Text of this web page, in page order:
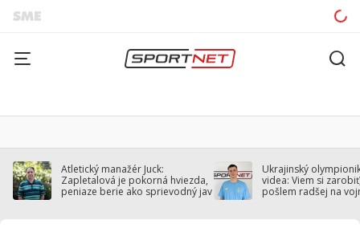
Atletický manažér Juck:
Zapletalová je pokorná hviezda,
peniaze berie ako sprievodný jav
Ukrajinský
videa: Viem si
pošlem radšej na